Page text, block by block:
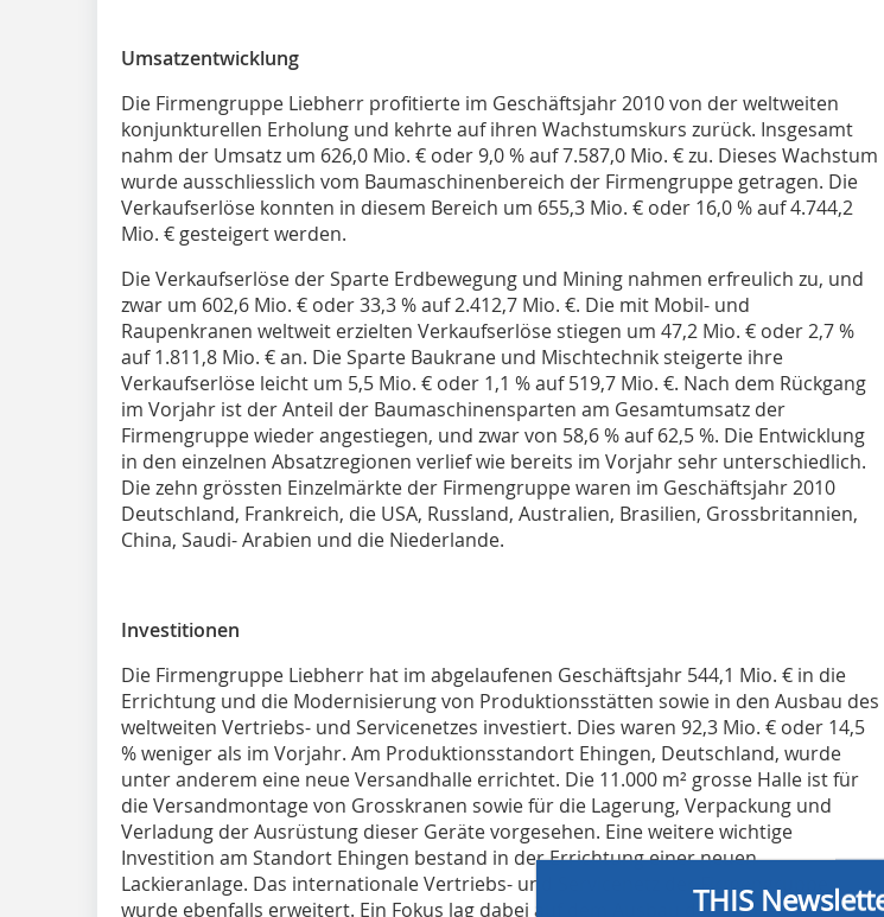
Umsatzentwicklung
Die Firmengruppe Liebherr profitierte im Geschäftsjahr 2010 von der weltweiten
konjunkturellen Erholung und kehrte auf ihren Wachstumskurs zurück. Insgesamt
nahm der Umsatz um 626,0 Mio. € oder 9,0 % auf 7.587,0 Mio. € zu. Dieses Wachstum
wurde ausschliesslich vom Baumaschinenbereich der Firmengruppe getragen. Die
Verkaufserlöse konnten in diesem Bereich um 655,3 Mio. € oder 16,0 % auf 4.744,2
Mio. € gesteigert werden.
Die Verkaufserlöse der Sparte Erdbewegung und Mining nahmen erfreulich zu, und
zwar um 602,6 Mio. € oder 33,3 % auf 2.412,7 Mio. €. Die mit Mobil- und
Raupenkranen weltweit erzielten Verkaufserlöse stiegen um 47,2 Mio. € oder 2,7 %
auf 1.811,8 Mio. € an. Die Sparte Baukrane und Mischtechnik steigerte ihre
Verkaufserlöse leicht um 5,5 Mio. € oder 1,1 % auf 519,7 Mio. €. Nach dem Rückgang
im Vorjahr ist der Anteil der Baumaschinensparten am Gesamtumsatz der
Firmengruppe wieder angestiegen, und zwar von 58,6 % auf 62,5 %. Die Entwicklung
in den einzelnen Absatzregionen verlief wie bereits im Vorjahr sehr unterschiedlich.
Die zehn grössten Einzelmärkte der Firmengruppe waren im Geschäftsjahr 2010
Deutschland, Frankreich, die USA, Russland, Australien, Brasilien, Grossbritannien,
China, Saudi- Arabien und die Niederlande.
Investitionen
Die Firmengruppe Liebherr hat im abgelaufenen Geschäftsjahr 544,1 Mio. € in die
Errichtung und die Modernisierung von Produktionsstätten sowie in den Ausbau des
weltweiten Vertriebs- und Servicenetzes investiert. Dies waren 92,3 Mio. € oder 14,5
% weniger als im Vorjahr. Am Produktionsstandort Ehingen, Deutschland, wurde
unter anderem eine neue Versandhalle errichtet. Die 11.000 m² grosse Halle ist für
die Versandmontage von Grosskranen sowie für die Lagerung, Verpackung und
Verladung der Ausrüstung dieser Geräte vorgesehen. Eine weitere wichtige
Investition am Standort Ehingen bestand in der Errichtung einer neuen
Lackieranlage. Das internationale Vertriebs- und Servicenetz der Firmengruppe
wurde ebenfalls erweitert. Ein Fokus lag dabei auf dem Ausbau der Sparte
THIS Newsletter